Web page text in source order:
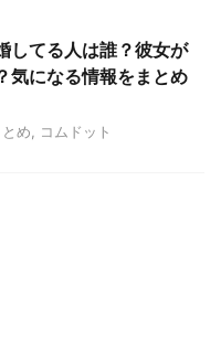
してる人は誰？彼女が
気になる情報をまとめ
とめ, コムドット